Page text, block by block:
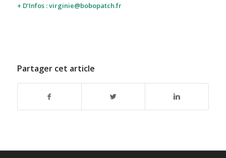
+ D’Infos :virginie@bobopatch.fr
Partager cet article